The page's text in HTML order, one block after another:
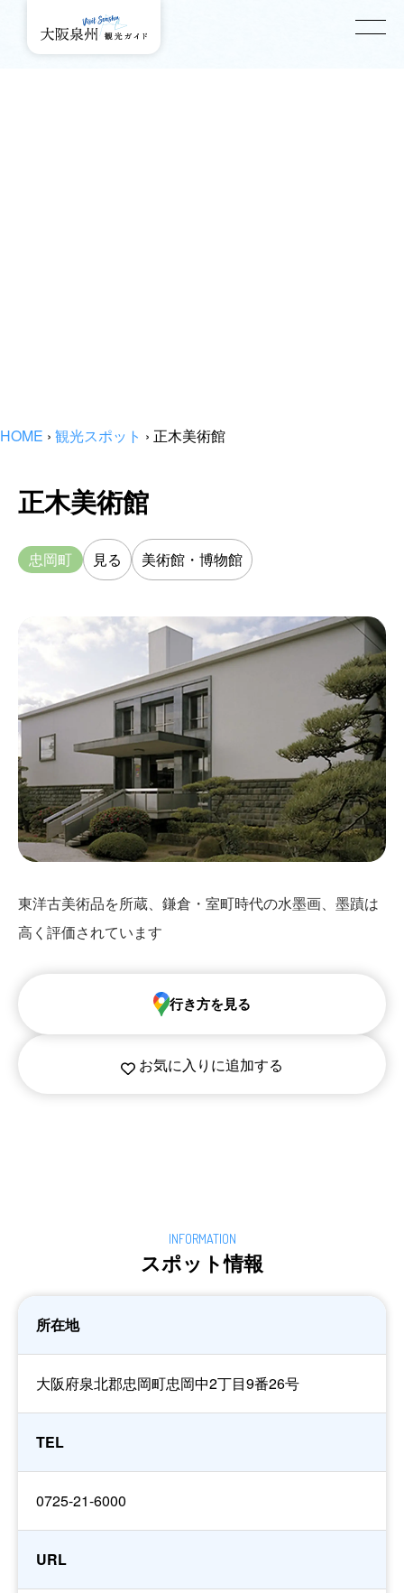
HOME › 観光スポット › 正木美術館
正木美術館
忠岡町 見る 美術館・博物館
東洋古美術品を所蔵、鎌倉・室町時代の水墨画、墨蹟は
高く評価されています
お気に入りに追加する
行き方を見る
スポット情報
所在地
大阪府泉北郡忠岡町忠岡中2丁目9番26号
TEL
0725-21-6000
URL